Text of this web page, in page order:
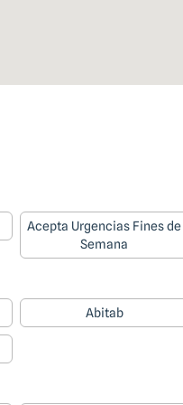
Acepta Urgencias Fines de
Semana
Abitab